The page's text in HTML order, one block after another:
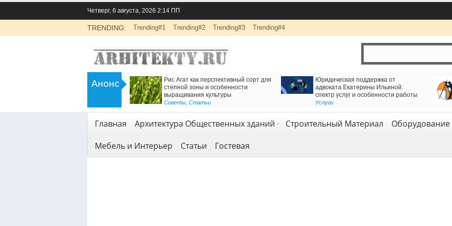
Четверг, 6 августа, 2026 2:14 ПП
TRENDING: Trending#1 Trending#2 Trending#3 Trending#4
Анонс
Инженерно-экологические изыскания
для строительства: основа
Есть решение для движения через
Железнодорожный тоннель
Геодезия и геология
Логистика и комплексная перевозка грузов с
компанией АВАС ГРУПП
Транспорт и логистика
Главная Архитектура Общественных зданий Строительный Материал
Оборудование
Мебель и Интерьер
Статьи Гостевая